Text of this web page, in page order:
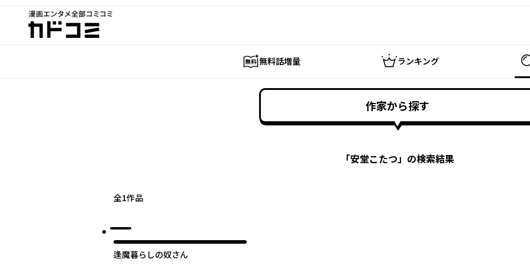
漫画エンタメ全部コミコミ
カドコミ
無料話増量 ランキング
作家から探す
「安堂こたつ」の検索結果
全1作品
逢魔暮らしの奴さん